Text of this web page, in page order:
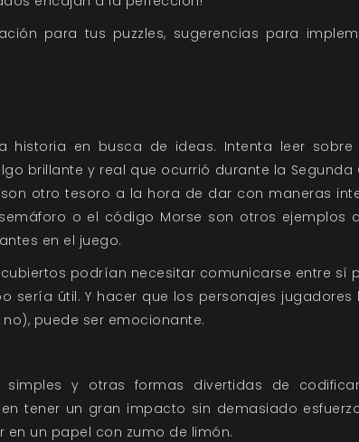
para tus puzzles, sugerencias para
historia en busca de ideas. Intenta leer sobre
brillante y real que ocurrió durante la Segunda
otro tesoro a la hora de dar con maneras
o el código Morse son otros ejemplos
en el juego.
podrían necesitar comunicarse entre sí
sería útil. Y hacer que los personajes jugadores
puede ser emocionante.
simples y otras formas divertidas de
tener un gran impacto sin demasiado
en un papel con zumo de limón.